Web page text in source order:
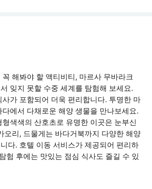
해봐야 할 액티비티, 마르사 무바라크
잊지 못할 수중 세계를 탐험해 보세요.
사가 포함되어 더욱 편리합니다. 투명한 마
에서 다채로운 해양 생물을 만나보세요.
색색의 산호초로 유명한 이곳은 눈부신
오리, 드물게는 바다거북까지 다양한 해양
다. 호텔 이동 서비스가 제공되어 편리하
험 후에는 맛있는 점심 식사도 즐길 수 있